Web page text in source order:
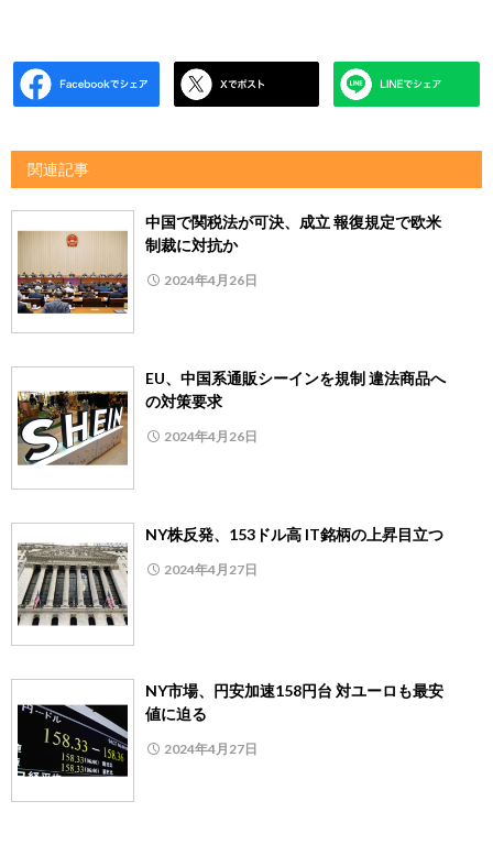
関連記事
中国で関税法が可決、成立 報復規定で欧米
制裁に対抗か
2024年4月26日
EU、中国系通販シーインを規制 違法商品へ
の対策要求
2024年4月26日
NY株反発、153ドル高 IT銘柄の上昇目立つ
2024年4月27日
NY市場、円安加速158円台 対ユーロも最安
値に迫る
2024年4月27日